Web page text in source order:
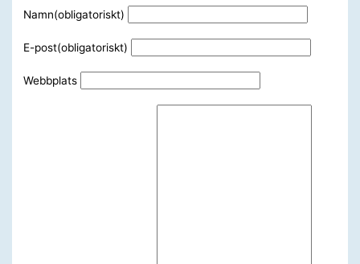
Namn(obligatoriskt)
E-post(obligatoriskt)
Webbplats